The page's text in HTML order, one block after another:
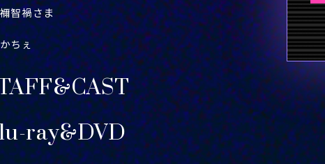
智禍さま
ちぇ
ray&DVD